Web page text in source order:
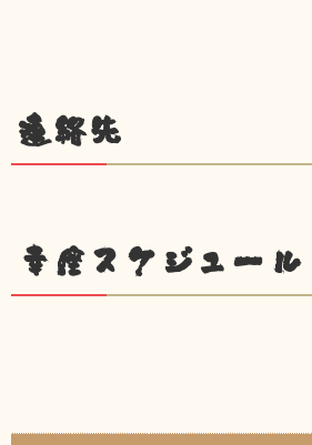
連絡先
幸座スケジュール